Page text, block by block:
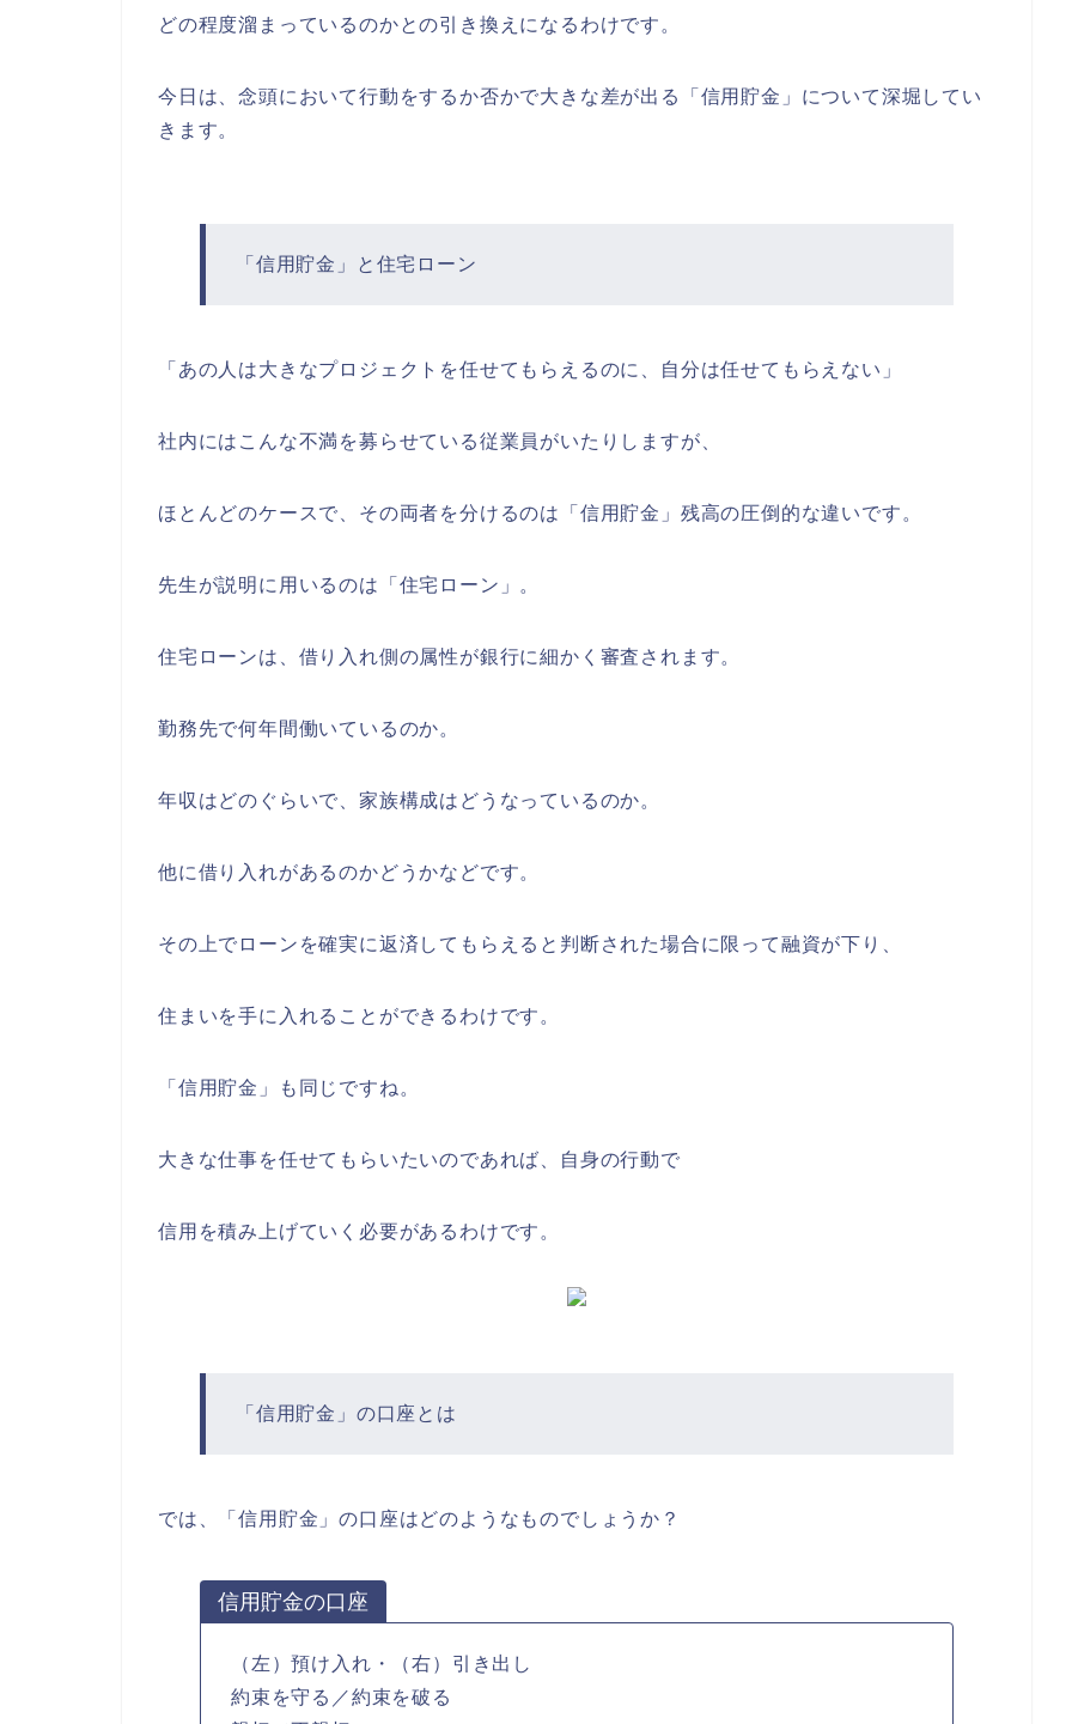
どの程度溜まっているのかとの引き換えになるわけです。
今日は、念頭において行動をするか否かで大きな差が出る「信用貯金」について深堀してい
きます。
「信用貯金」と住宅ローン
「あの人は大きなプロジェクトを任せてもらえるのに、自分は任せてもらえない」
社内にはこんな不満を募らせている従業員がいたりしますが、
ほとんどのケースで、その両者を分けるのは「信用貯金」残高の圧倒的な違いです。
先生が説明に用いるのは「住宅ローン」。
住宅ローンは、借り入れ側の属性が銀行に細かく審査されます。
勤務先で何年間働いているのか。
年収はどのぐらいで、家族構成はどうなっているのか。
他に借り入れがあるのかどうかなどです。
その上でローンを確実に返済してもらえると判断された場合に限って融資が下り、
住まいを手に入れることができるわけです。
「信用貯金」も同じですね。
大きな仕事を任せてもらいたいのであれば、自身の行動で
信用を積み上げていく必要があるわけです。
「信用貯金」の口座とは
では、「信用貯金」の口座はどのようなものでしょうか？
信用貯金の口座
（左）預け入れ・（右）引き出し
約束を守る／約束を破る